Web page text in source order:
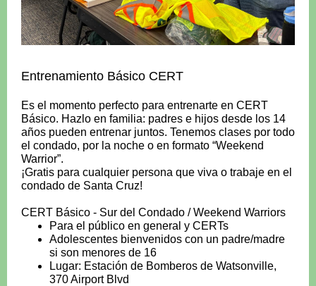
Entrenamiento Básico CERT
Es el momento perfecto para entrenarte en CERT
Básico. Hazlo en familia: padres e hijos desde los 14
años pueden entrenar juntos. Tenemos clases por todo
el condado, por la noche o en formato “Weekend
Warrior”.
¡Gratis para cualquier persona que viva o trabaje en el
condado de Santa Cruz!
CERT Básico - Sur del Condado / Weekend Warriors
Para el público en general y CERTs
Adolescentes bienvenidos con un padre/madre
si son menores de 16
Lugar: Estación de Bomberos de Watsonville,
370 Airport Blvd